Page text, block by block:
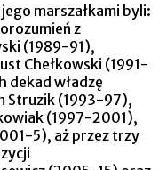
marszałkami byli:
z
(1989-91),
Chełkowski (1991-
dekad władzę
Struzik (1993-97),
(1997-2001),
5), aż przez trzy